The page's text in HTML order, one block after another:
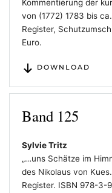
Kommentierung der
von (1772) 1783 bis
Register,
Euro.
DOWNLOAD
Band 125
Sylvie Tritz
„…uns Schätze im
des Nikolaus von
Register. ISBN 978-3-